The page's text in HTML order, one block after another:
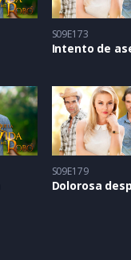
S09E173
Intento de
S09E179
Dolorosa